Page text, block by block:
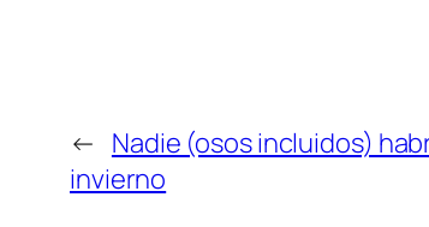
← Nadie (osos incluidos)
invierno